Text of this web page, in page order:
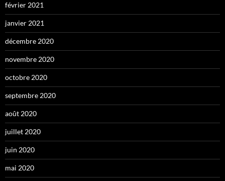
février 2021
janvier 2021
décembre 2020
novembre 2020
octobre 2020
septembre 2020
août 2020
juillet 2020
juin 2020
mai 2020